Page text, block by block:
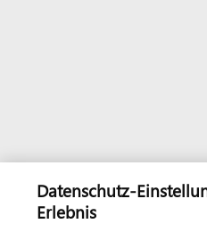
Datenschutz-
Erlebnis